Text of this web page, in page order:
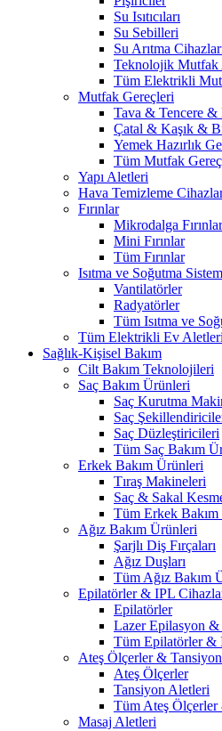
Su Isıtıcıları
Su Sebilleri
Su Arıtma
Teknolojik Mutfak
Tüm Elektrikli
Mutfak Gereçleri
Tava & Tencere &
Çatal & Kaşık &
Yemek Hazırlık
Tüm Mutfak
Yapı Aletleri
Hava Temizleme
Fırınlar
Mikrodalga Fırınlar
Mini Fırınlar
Tüm Fırınlar
Isıtma ve Soğutma
Vantilatörler
Radyatörler
Tüm Isıtma ve
Tüm Elektrikli Ev Aletleri
Sağlık-Kişisel Bakım
Cilt Bakım Teknolojileri
Saç Bakım Ürünleri
Saç Kurutma
Saç
Saç Düzleştiricileri
Tüm Saç Bakım
Erkek Bakım Ürünleri
Tıraş Makineleri
Saç & Sakal
Tüm Erkek
Ağız Bakım Ürünleri
Şarjlı Diş Fırçaları
Ağız Duşları
Tüm Ağız Bakım
Epilatörler & IPL
Epilatörler
Lazer Epilasyon &
Tüm Epilatörler &
Ateş Ölçerler &
Ateş Ölçerler
Tansiyon Aletleri
Tüm Ateş
Masaj Aletleri